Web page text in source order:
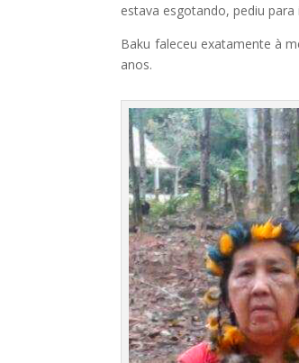
estava esgotando, pediu para
Baku faleceu exatamente à
anos.